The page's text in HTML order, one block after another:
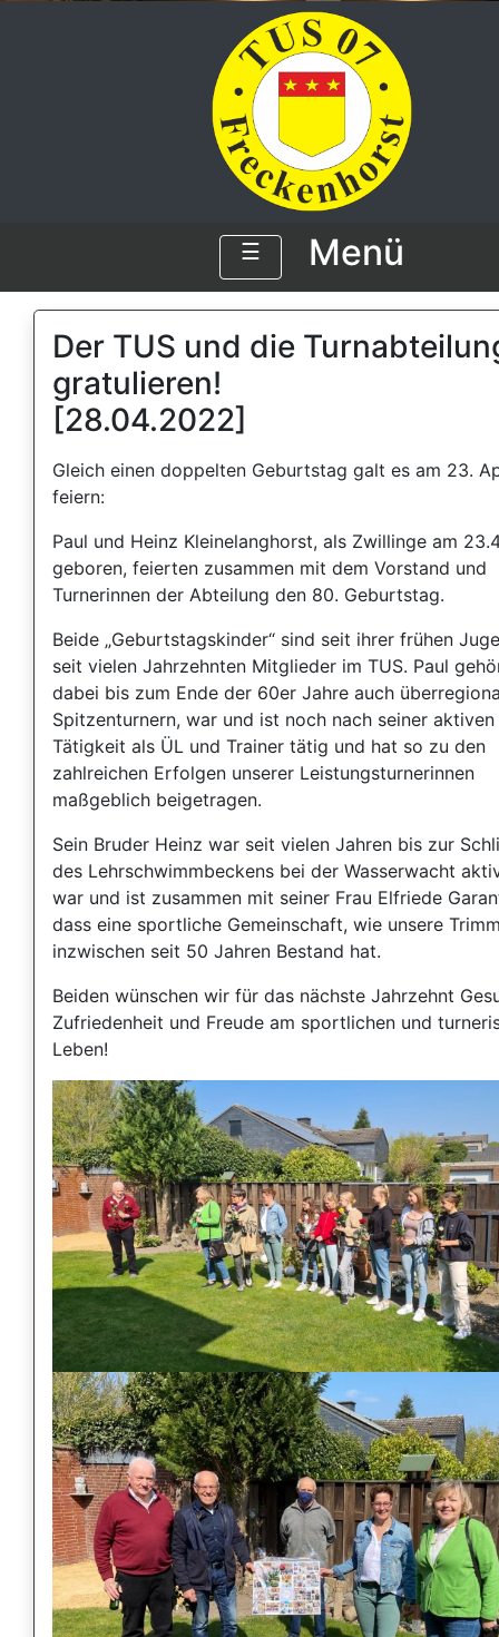
☰ Menü
Der TUS und die
gratulieren!
[28.04.2022]
Gleich einen doppelten Geburtstag galt es am 23.
feiern:
Paul und Heinz Kleinelanghorst, als Zwillinge am
geboren, feierten zusammen mit dem Vorstand und
Turnerinnen der Abteilung den 80. Geburtstag.
Beide „Geburtstagskinder“ sind seit ihrer frühen
seit vielen Jahrzehnten Mitglieder im TUS. Paul
dabei bis zum Ende der 60er Jahre auch
Spitzenturnern, war und ist noch nach seiner aktiven
Tätigkeit als ÜL und Trainer tätig und hat so zu den
zahlreichen Erfolgen unserer Leistungsturnerinnen
maßgeblich beigetragen.
Sein Bruder Heinz war seit vielen Jahren bis zur
des Lehrschwimmbeckens bei der Wasserwacht
war und ist zusammen mit seiner Frau Elfriede
dass eine sportliche Gemeinschaft, wie unsere
inzwischen seit 50 Jahren Bestand hat.
Beiden wünschen wir für das nächste Jahrzehnt
Zufriedenheit und Freude am sportlichen und
Leben!